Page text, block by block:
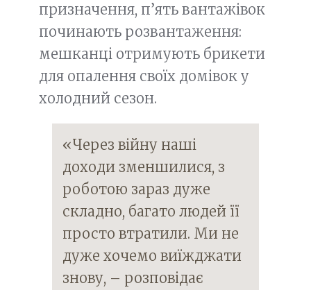
призначення, п’ять вантажівок
починають розвантаження:
мешканці отримують брикети
для опалення своїх домівок у
холодний сезон.
«Через війну наші
доходи зменшилися, з
роботою зараз дуже
складно, багато людей її
просто втратили. Ми не
дуже хочемо виїжджати
знову, – розповідає